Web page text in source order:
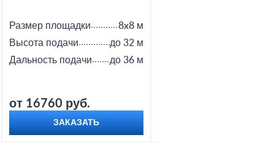
Размер площадки
8x8 м
Высота подачи
до 32 м
Дальность подачи
до 36 м
от 16760 руб.
ЗАКАЗАТЬ